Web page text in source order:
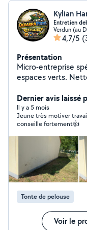
Kylian
Entretien
Verdun (au
4,7/5
Présentation
Micro-entreprise
espaces verts.
entretien de
Dernier avis laissé
Il y a 5 mois
Jeune très motiver
conseille fortement👍
Tonte de pelouse
Voir le